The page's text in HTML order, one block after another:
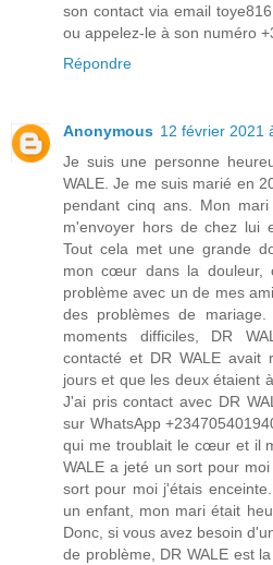
son contact via email
ou appelez-le à son numéro
Répondre
Anonymous 12 février 2021
Je suis une personne
WALE. Je me suis marié en
pendant cinq ans. Mon
m'envoyer hors de chez lui
Tout cela met une grande
mon cœur dans la douleur,
problème avec un de mes
des problèmes de
moments difficiles, DR
contacté et DR WALE avait
jours et que les deux étaient
J'ai pris contact avec DR
sur WhatsApp
qui me troublait le cœur et il
WALE a jeté un sort pour
sort pour moi j'étais
un enfant, mon mari était
Donc, si vous avez besoin
de problème, DR WALE est